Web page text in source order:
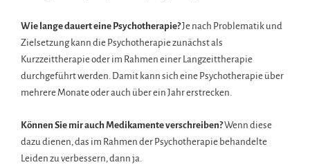
Wie lange dauert eine Psychotherapie?Je nach Problematik und
Zielsetzung kann die Psychotherapie zunächst als
Kurzzeittherapie oder im Rahmen einer Langzeittherapie
durchgeführt werden. Damit kann sich eine Psychotherapie über
mehrere Monate oder auch über ein Jahr erstrecken.
Können Sie mir auch Medikamente verschreiben?Wenn diese
dazu dienen, das im Rahmen der Psychotherapie behandelte
Leiden zu verbessern, dann ja.